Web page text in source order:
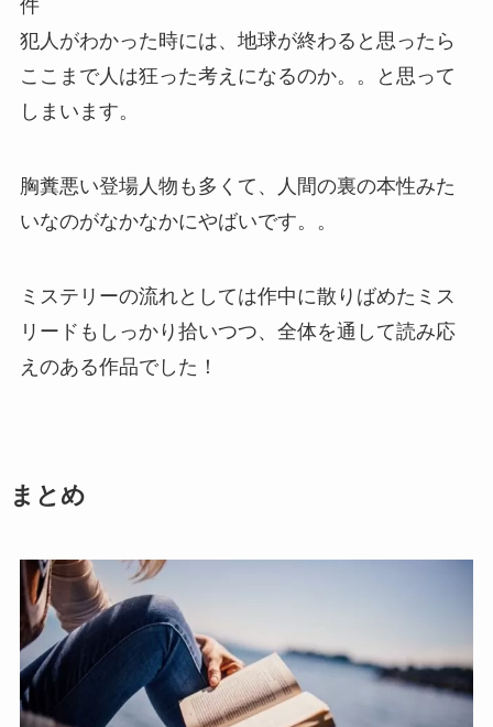
件
犯人がわかった時には、地球が終わると思ったら
ここまで人は狂った考えになるのか。。と思って
しまいます。
胸糞悪い登場人物も多くて、人間の裏の本性みた
いなのがなかなかにやばいです。。
ミステリーの流れとしては作中に散りばめたミス
リードもしっかり拾いつつ、全体を通して読み応
えのある作品でした！
まとめ